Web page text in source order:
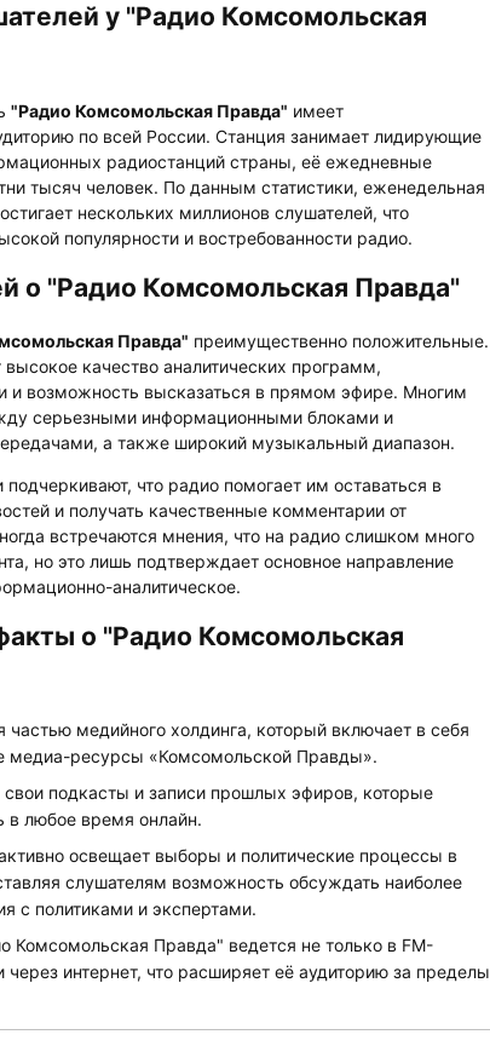
у "Радио Комсомольская
"Радио Комсомольская Правда" имеет
по всей России. Станция занимает лидирующие
радиостанций страны, её ежедневные
тысяч человек. По данным статистики, еженедельная
нескольких миллионов слушателей, что
популярности и востребованности радио.
о "Радио Комсомольская Правда"
Правда" преимущественно положительные.
качество аналитических программ,
и возможность высказаться в прямом эфире. Многим
серьезными информационными блоками и
а также широкий музыкальный диапазон.
подчеркивают, что радио помогает им оставаться в
и получать качественные комментарии от
встречаются мнения, что на радио слишком много
но это лишь подтверждает основное направление
аналитическое.
о "Радио Комсомольская
частью медийного холдинга, который включает в себя
медиа-ресурсы «Комсомольской Правды».
свои подкасты и записи прошлых эфиров, которые
в любое время онлайн.
освещает выборы и политические процессы в
слушателям возможность обсуждать наиболее
с политиками и экспертами.
Комсомольская Правда" ведется не только в FM-
через интернет, что расширяет её аудиторию за пределы